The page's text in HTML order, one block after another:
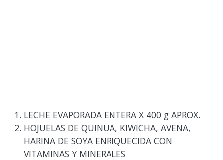
LECHE EVAPORADA ENTERA X 400 g APROX.
HOJUELAS DE QUINUA, KIWICHA, AVENA,
HARINA DE SOYA ENRIQUECIDA CON
VITAMINAS Y MINERALES